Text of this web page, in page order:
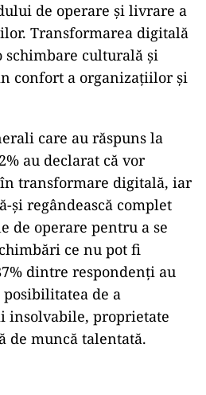
de operare și livrare a
Transformarea digitală
schimbare culturală și
confort a organizațiilor și
care au răspuns la
au declarat că vor
transformare digitală, iar
și regândească complet
de operare pentru a se
ce nu pot fi
dintre respondenți au
de a
insolvabile, proprietate
de muncă talentată.